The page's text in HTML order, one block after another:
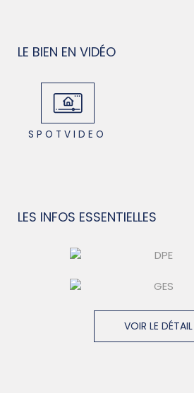
LE BIEN EN VIDÉO
SPOTVIDEO
LES INFOS ESSENTIELLES
VOIR LE DÉTAIL